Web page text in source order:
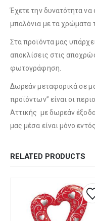
Λούτρινο Λευκό 45εκ
Λούτρινο Κόκκινο 45εκ
Λούτρινο Γίγας 100-140εκ
Λούτρινο Ροζ 45εκ
Λούτρινο Μπεζ 45εκ
Λούτρινο Λευκό 45εκ
Έχετε την δυνατότητα
μπαλόνια με τα χρώματα
Στα προϊόντα μας
αποκλίσεις στις
φωτογράφηση.
Δωρεάν μεταφορικά σε
προϊόντων” είναι οι
Αττικής με δωρεάν
μας μέσα είναι μόνο
RELATED PRODUCTS